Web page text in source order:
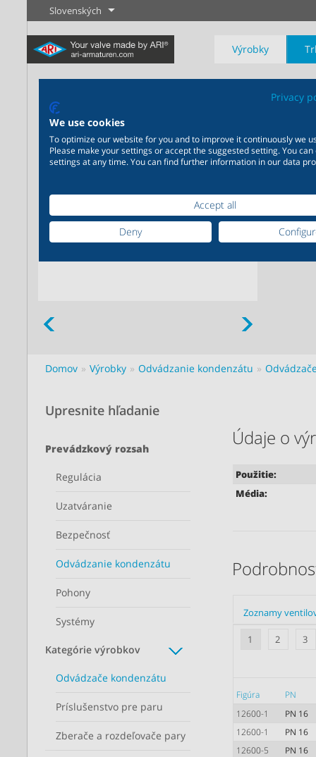
Slovenských
Výrobky
Novinky
Zistiť viac
Regulácia
Zistiť viac Zistiť viac
Priemysel
priemysel - Váš flexibilný
systém pre priemyselné
aplikácie
Zistiť viac
Chémia
- Výrobné riešenia šité na
mieru Vašim individuálnym
požiadavkám
Zistiť viac
Domov Výrobky Odvádzanie kondenzátu
Údaje o
Použitie:
Média:
Zoznamy
1 2 3
Figúra PN
12600-1
PN 16
12600-1
PN 16
12600-5
PN 16
Upresnite hľadanie
Prevádzkový rozsah
Regulácia
Uzatváranie
Bezpečnosť
Odvádzanie kondenzátu
Pohony
Systémy
Kategórie výrobkov
Odvádzače kondenzátu
Príslušenstvo pre paru
Zberače a rozdeľovače pary
Privacy
We use cookies
To optimize our website for you and to improve it continuously we
Please make your settings or accept the suggested setting. You
settings at any time. You can find further information in our data
Accept all
Deny